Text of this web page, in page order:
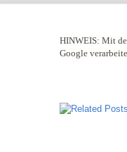
HINWEIS: Mit
Google